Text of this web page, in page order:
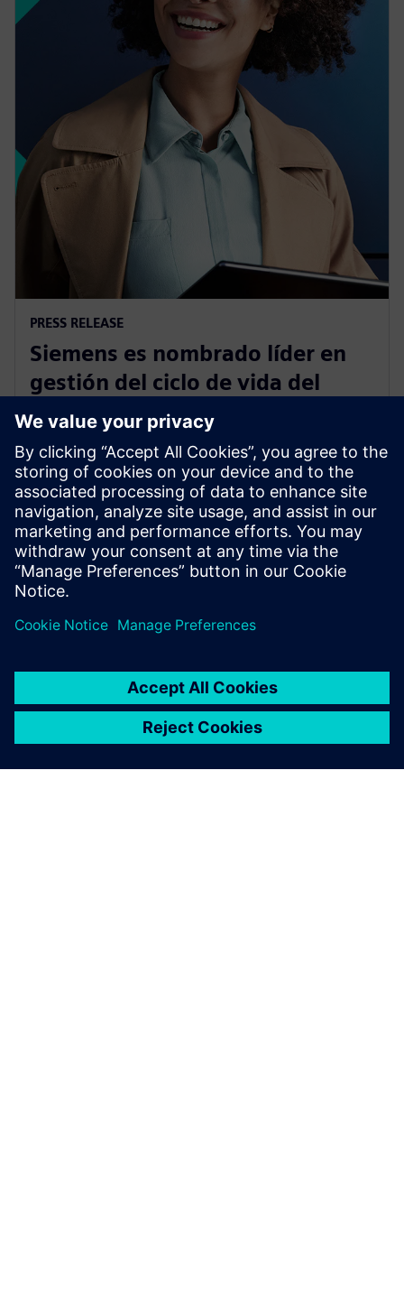
PRESS RELEASE
Siemens es nombrado líder en
gestión del ciclo de vida del
producto para fabricantes
discretos Informe Q1 2023
23 de marzo de 2023